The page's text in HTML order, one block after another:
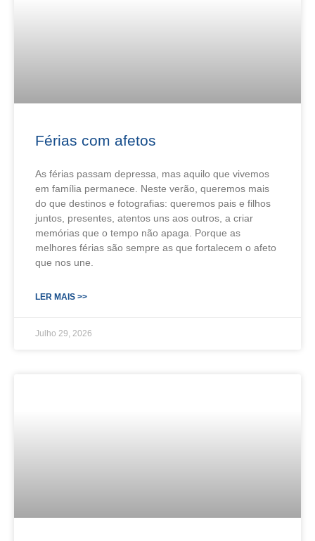
Férias com afetos
As férias passam depressa, mas aquilo que vivemos
em família permanece. Neste verão, queremos mais
do que destinos e fotografias: queremos pais e filhos
juntos, presentes, atentos uns aos outros, a criar
memórias que o tempo não apaga. Porque as
melhores férias são sempre as que fortalecem o afeto
que nos une.
LER MAIS >>
Julho 29, 2026